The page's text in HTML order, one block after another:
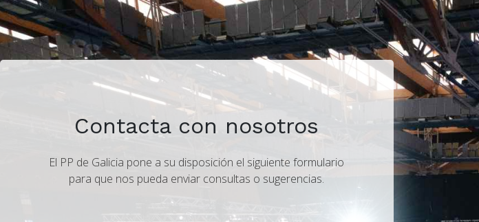
Contacta con nosotros
El PP de Galicia pone a su disposición el siguiente formulario
para que nos pueda enviar consultas o sugerencias.